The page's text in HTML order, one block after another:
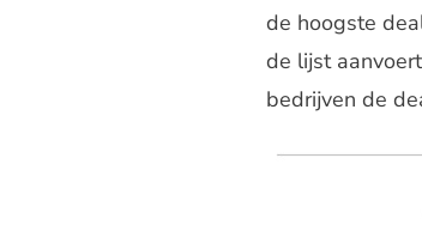
de hoogste
de lijst
bedrijven de